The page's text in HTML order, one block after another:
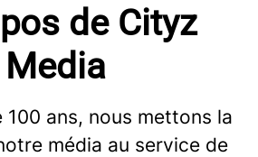
de Cityz
Media
100 ans, nous mettons la
média au service de